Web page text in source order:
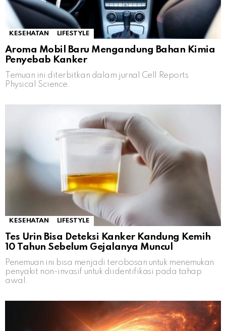
KESEHATAN LIFESTYLE
Aroma Mobil Baru Mengandung Bahan Kimia
Penyebab Kanker
Temuan ini diterbitkan dalam jurnal Cell Reports
Physical Science.
KESEHATAN LIFESTYLE
Tes Urin Bisa Deteksi Kanker Kandung Kemih
10 Tahun Sebelum Gejalanya Muncul
Penemuan ini bisa menjadi terobosan untuk menemukan
penyakit non-invasif untuk diidentifikasi pada tahap
awal.